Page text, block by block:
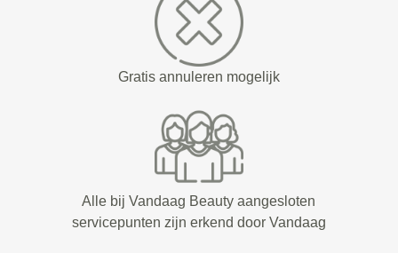
Gratis annuleren mogelijk
Alle bij Vandaag Beauty aangesloten
servicepunten zijn erkend door Vandaag